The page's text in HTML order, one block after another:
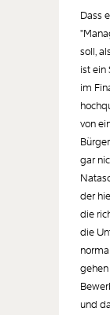
Der Inhalt
Dass
soll,
ist ein
im
von
gar
der
die
die
und